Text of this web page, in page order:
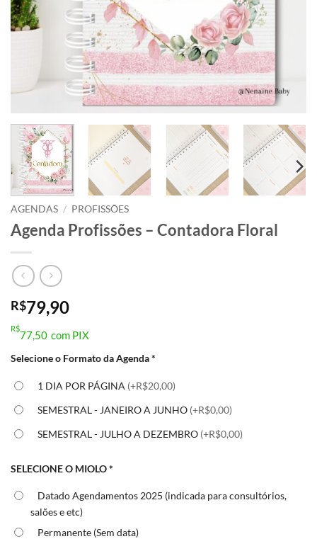
AGENDAS / PROFISSÕES
Agenda Profissões – Contadora Floral
R$79,90
R$
77,50 com PIX
Selecione o Formato da Agenda*
1 DIA POR PÁGINA (+R$20,00)
SEMESTRAL - JANEIRO A JUNHO (+R$0,00)
SEMESTRAL - JULHO A DEZEMBRO (+R$0,00)
SELECIONE O MIOLO*
Datado Agendamentos 2025 (indicada para consultórios,
salões e etc)
Permanente (Sem data)